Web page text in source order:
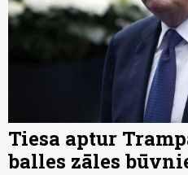
Tiesa aptur
balles zāles